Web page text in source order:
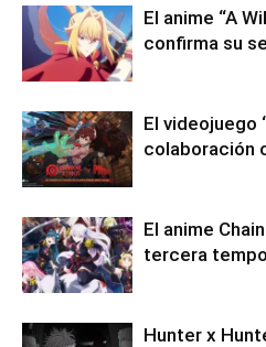
El anime “A
confirma su
El videojuego
colaboración
El anime
tercera
Hunter x